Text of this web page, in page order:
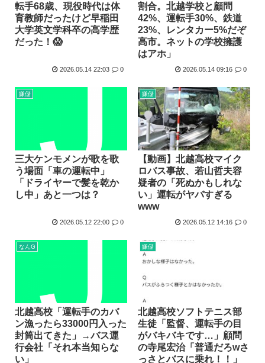
転手68歳、現役時代は体
育教師だったけど早稲田
大学英文学科卒の高学歴
だった！😱
2026.05.14 22:03 0
割合。北越学校と顧問
42%、運転手30%、鉄道
23%、レンタカー5%だぞ
高市。ネットの学校擁護
はアホ」
2026.05.14 09:16 0
嫌儲
三大ケンモメンが歌を歌
う場面「車の運転中」
「ドライヤーで髪を乾か
し中」あと一つは？
2026.05.12 22:00 0
嫌儲
【動画】北越高校マイク
ロバス事故、若山哲夫容
疑者の「死ぬかもしれな
い」運転がヤバすぎる
www
2026.05.12 14:16 0
なんG
北越高校「運転手のカバ
ン漁ったら33000円入った
封筒出てきた」→バス運
行会社「それ本当知らな
い」
嫌儲
北越高校ソフトテニス部
生徒「監督、運転手の目
がバキバキです…」顧問
の寺尾宏治「普通だろwさ
っさとバスに乗れ！！」